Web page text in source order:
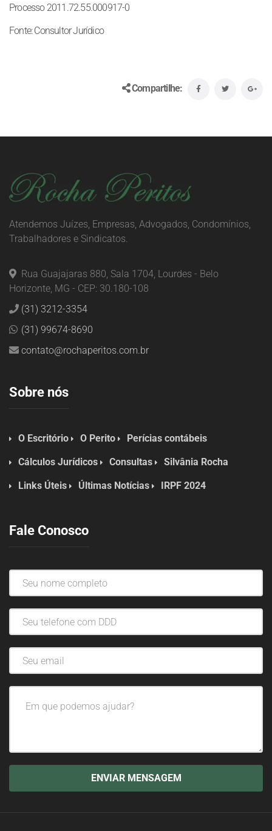
Processo 2011.72.55.000917-0
Fonte: Consultor Jurídico
Compartilhe:
Atendemos Juízes, Empresas, Advogados, Condomínios,
Trabalhadores e Sindicatos.
Rua Guajajaras 880, Sala 1704, Lourdes - Belo
Horizonte, MG - CEP: 30.180-108
(31) 3212-3354
(31) 99674-8690
contato@rochaperitos.com.br
Sobre nós
O Escritório O Perito Perícias contábeis
Cálculos Jurídicos Consultas Silvânia Rocha
Links Úteis Últimas Notícias IRPF 2024
Fale Conosco